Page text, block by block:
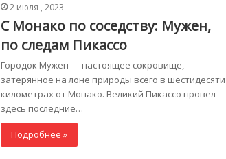
2 июля , 2023
С Монако по соседству: Мужен,
по следам Пикассо
Городок Мужен — настоящее сокровище,
затерянное на лоне природы всего в шестидесяти
километрах от Монако. Великий Пикассо провел
здесь последние…
Подробнее »